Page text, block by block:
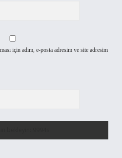
için adım, e-posta adresim ve site adresim